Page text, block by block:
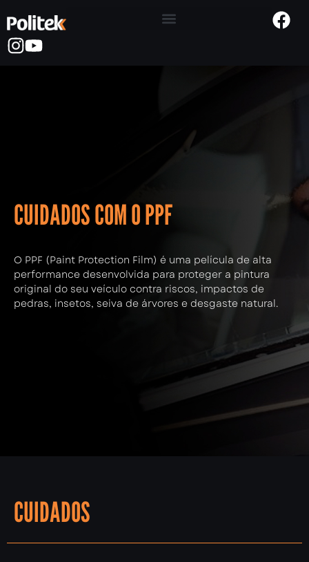
CUIDADOS COM O PPF
O PPF (Paint Protection Film) é uma película de alta
performance desenvolvida para proteger a pintura
original do seu veículo contra riscos, impactos de
pedras, insetos, seiva de árvores e desgaste natural.
CUIDADOS